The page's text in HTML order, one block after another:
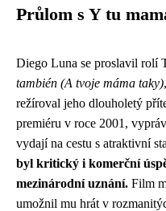
Průlom s Y tu
Diego Luna se proslavil rolí
también (A tvoje máma taky)
režíroval jeho dlouholetý
premiéru v roce 2001,
vydají na cestu s atraktivní
byl kritický i komerční
mezinárodní uznání. Film
umožnil mu hrát v